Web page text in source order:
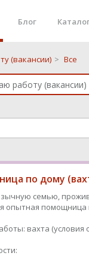
Блог
(вакансии) > Все
по дому
семью,
опытная помощница
вахта (условия